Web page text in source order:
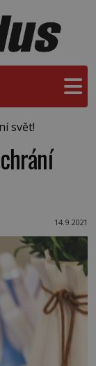
svět!
14.9.2021